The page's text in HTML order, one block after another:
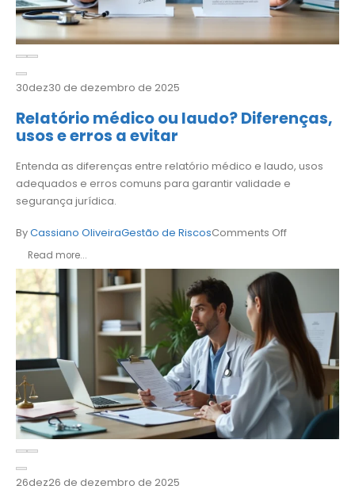
30dez30 de dezembro de 2025
Relatório médico ou laudo? Diferenças,
usos e erros a evitar
Entenda as diferenças entre relatório médico e laudo, usos
adequados e erros comuns para garantir validade e
segurança jurídica.
ByCassiano OliveiraGestão de RiscosComments Off
Read more...
26dez26 de dezembro de 2025